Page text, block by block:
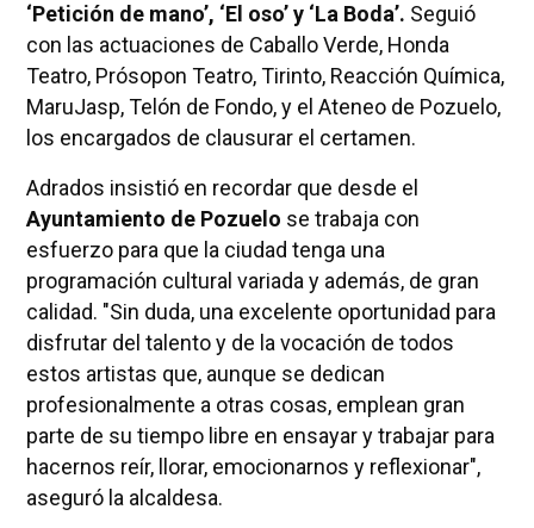
‘Petición de mano’, ‘El oso’ y ‘La Boda’. Seguió
con las actuaciones de Caballo Verde, Honda
Teatro, Prósopon Teatro, Tirinto, Reacción Química,
MaruJasp, Telón de Fondo, y el Ateneo de Pozuelo,
los encargados de clausurar el certamen.
Adrados insistió en recordar que desde el
Ayuntamiento de Pozuelo se trabaja con
esfuerzo para que la ciudad tenga una
programación cultural variada y además, de gran
calidad. "Sin duda, una excelente oportunidad para
disfrutar del talento y de la vocación de todos
estos artistas que, aunque se dedican
profesionalmente a otras cosas, emplean gran
parte de su tiempo libre en ensayar y trabajar para
hacernos reír, llorar, emocionarnos y reflexionar",
aseguró la alcaldesa.